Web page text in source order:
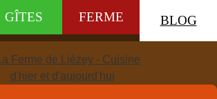
GÎTES FERME BLOG